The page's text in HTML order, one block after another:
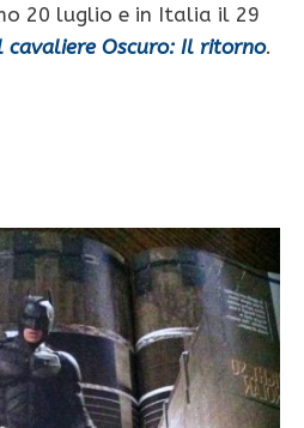
20 luglio e in Italia il 29
cavaliere Oscuro: Il ritorno.